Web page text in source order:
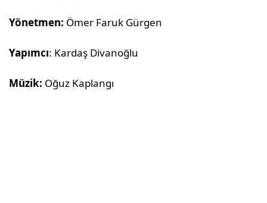
Yönetmen: Ömer Faruk Gürgen
Yapımcı: Kardaş Divanoğlu
Müzik: Oğuz Kaplangı